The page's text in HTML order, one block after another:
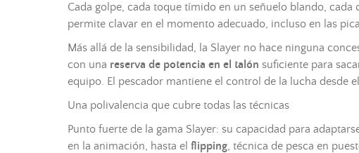
Cada golpe, cada toque tímido en un señuelo blando, cada
permite clavar en el momento adecuado, incluso en las
Más allá de la sensibilidad, la Slayer no hace ninguna
con una reserva de potencia en el talón suficiente para
equipo. El pescador mantiene el control de la lucha desde
Una polivalencia que cubre todas las técnicas
Punto fuerte de la gama Slayer: su capacidad para
en la animación, hasta el flipping, técnica de pesca en